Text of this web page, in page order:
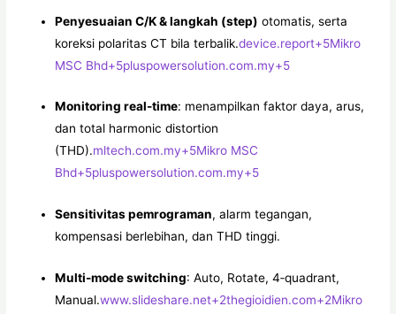
Penyesuaian C/K & langkah (step) otomatis, serta
koreksi polaritas CT bila terbalik.device.report+5Mikro
MSC Bhd+5pluspowersolution.com.my+5
Monitoring real-time: menampilkan faktor daya, arus,
dan total harmonic distortion
(THD).mltech.com.my+5Mikro MSC
Bhd+5pluspowersolution.com.my+5
Sensitivitas pemrograman, alarm tegangan,
kompensasi berlebihan, dan THD tinggi.
Multi-mode switching: Auto, Rotate, 4‑quadrant,
Manual.www.slideshare.net+2thegioidien.com+2Mikro